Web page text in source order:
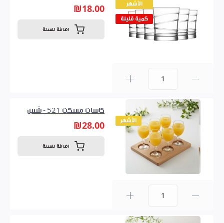
الأشهر
كمية قليلة
₪18.00
اضافة للسلة
الأشهر
كاسات مسكت 521 - شس
₪28.00
اضافة للسلة